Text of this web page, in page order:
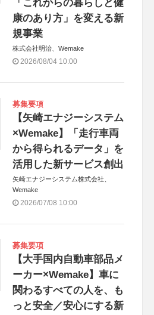
「これからの暮らしと健
康のあり方」を変える新
規事業
株式会社明治、Wemake
2026/08/04 10:00
募集要項
【矢崎エナジーシステム
×Wemake】「走行車両
から得られるデータ」を
活用した新サービス創出
矢崎エナジーシステム株式会社、
Wemake
2026/07/08 10:00
募集要項
【大手国内自動車部品メ
ーカー×Wemake】車に
関わるすべての人を、も
っと安全／安心にする新